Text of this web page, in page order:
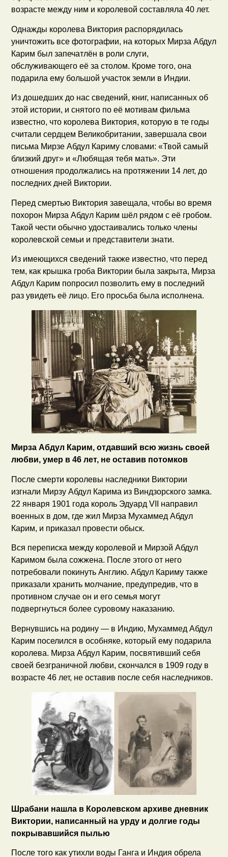
возрасте между ним и королевой составляла 40 лет.
Однажды королева Виктория распорядилась
уничтожить все фотографии, на которых Мирза Абдул
Карим был запечатлён в роли слуги,
обслуживающего её за столом. Кроме того, она
подарила ему большой участок земли в Индии.
Из дошедших до нас сведений, книг, написанных об
этой истории, и снятого по её мотивам фильма
известно, что королева Виктория, которую в те годы
считали сердцем Великобритании, завершала свои
письма Мирзе Абдул Кариму словами: «Твой самый
близкий друг» и «Любящая тебя мать». Эти
отношения продолжались на протяжении 14 лет, до
последних дней Виктории.
Перед смертью Виктория завещала, чтобы во время
похорон Мирза Абдул Карим шёл рядом с её гробом.
Такой чести обычно удостаивались только члены
королевской семьи и представители знати.
Из имеющихся сведений также известно, что перед
тем, как крышка гроба Виктории была закрыта, Мирза
Абдул Карим попросил позволить ему в последний
раз увидеть её лицо. Его просьба была исполнена.
Мирза Абдул Карим, отдавший всю жизнь своей
любви, умер в 46 лет, не оставив потомков
После смерти королевы наследники Виктории
изгнали Мирзу Абдул Карима из Виндзорского замка.
22 января 1901 года король Эдуард VII направил
военных в дом, где жил Мирза Мухаммед Абдул
Карим, и приказал провести обыск.
Вся переписка между королевой и Мирзой Абдул
Каримом была сожжена. После этого от него
потребовали покинуть Англию. Абдул Кариму также
приказали хранить молчание, предупредив, что в
противном случае он и его семья могут
подвергнуться более суровому наказанию.
Вернувшись на родину — в Индию, Мухаммед Абдул
Карим поселился в особняке, который ему подарила
королева. Мирза Абдул Карим, посвятивший себя
своей безграничной любви, скончался в 1909 году в
возрасте 46 лет, не оставив после себя наследников.
Шрабани нашла в Королевском архиве дневник
Виктории, написанный на урду и долгие годы
покрывавшийся пылью
После того как утихли воды Ганга и Индия обрела